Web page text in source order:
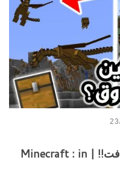
شي جديد ما تعرفه في ماين كرافت!! | Minecraft : in